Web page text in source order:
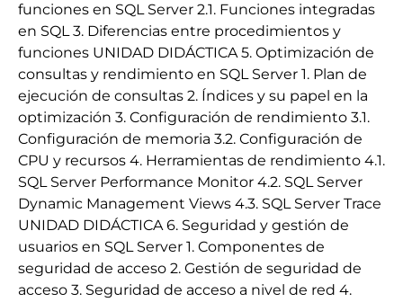
funciones en SQL Server 2.1. Funciones integradas
en SQL 3. Diferencias entre procedimientos y
funciones UNIDAD DIDÁCTICA 5. Optimización de
consultas y rendimiento en SQL Server 1. Plan de
ejecución de consultas 2. Índices y su papel en la
optimización 3. Configuración de rendimiento 3.1.
Configuración de memoria 3.2. Configuración de
CPU y recursos 4. Herramientas de rendimiento 4.1.
SQL Server Performance Monitor 4.2. SQL Server
Dynamic Management Views 4.3. SQL Server Trace
UNIDAD DIDÁCTICA 6. Seguridad y gestión de
usuarios en SQL Server 1. Componentes de
seguridad de acceso 2. Gestión de seguridad de
acceso 3. Seguridad de acceso a nivel de red 4.